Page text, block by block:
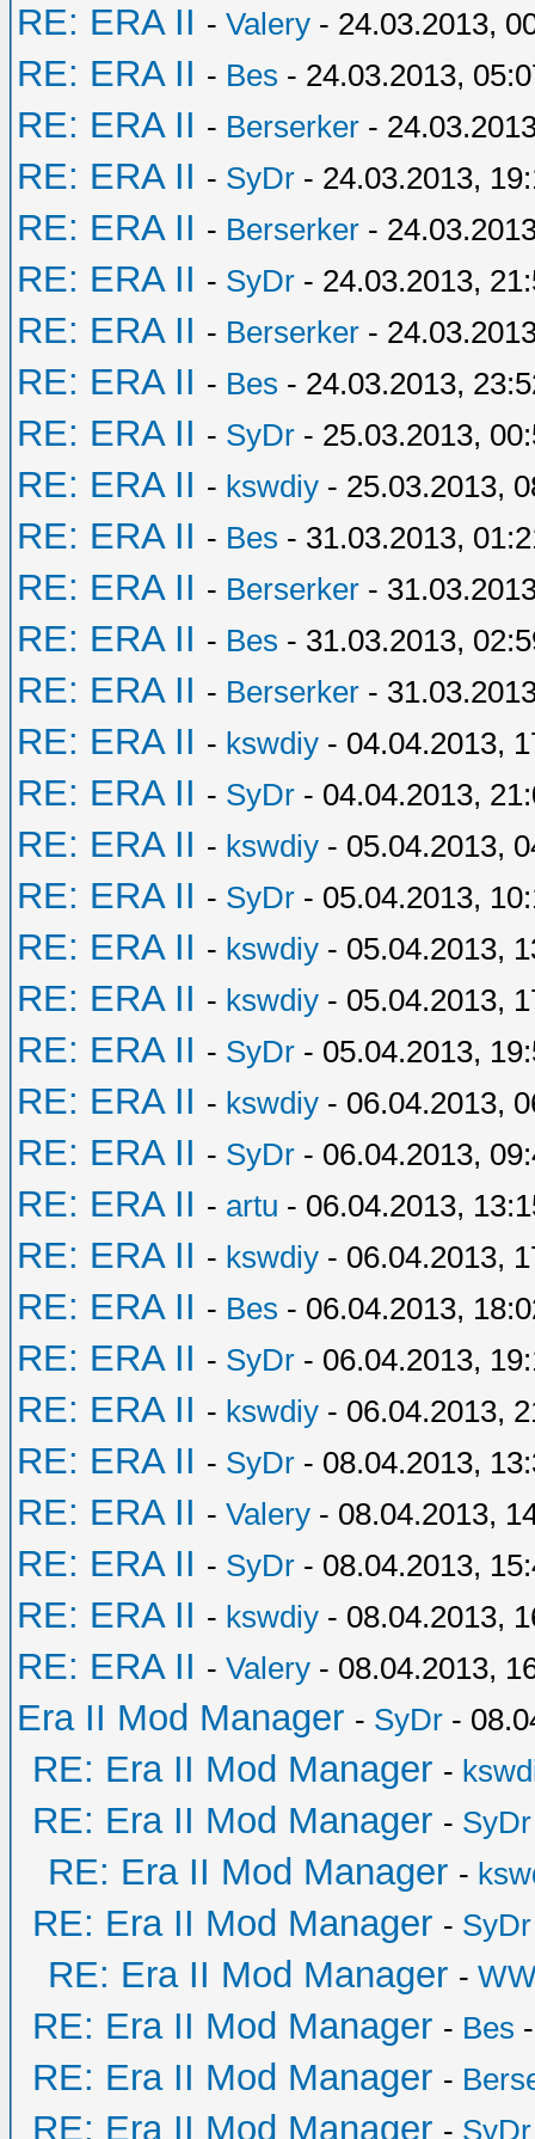
RE: ERA II - Valery - 24.03.2013,
RE: ERA II - Bes - 24.03.2013,
RE: ERA II - Berserker -
RE: ERA II - SyDr - 24.03.2013,
RE: ERA II - Berserker -
RE: ERA II - SyDr - 24.03.2013,
RE: ERA II - Berserker -
RE: ERA II - Bes - 24.03.2013,
RE: ERA II - SyDr - 25.03.2013,
RE: ERA II - kswdiy - 25.03.2013,
RE: ERA II - Bes - 31.03.2013,
RE: ERA II - Berserker -
RE: ERA II - Bes - 31.03.2013,
RE: ERA II - Berserker -
RE: ERA II - kswdiy - 04.04.2013,
RE: ERA II - SyDr - 04.04.2013,
RE: ERA II - kswdiy - 05.04.2013,
RE: ERA II - SyDr - 05.04.2013,
RE: ERA II - kswdiy - 05.04.2013,
RE: ERA II - kswdiy - 05.04.2013,
RE: ERA II - SyDr - 05.04.2013,
RE: ERA II - kswdiy - 06.04.2013,
RE: ERA II - SyDr - 06.04.2013,
RE: ERA II - artu - 06.04.2013,
RE: ERA II - kswdiy - 06.04.2013,
RE: ERA II - Bes - 06.04.2013,
RE: ERA II - SyDr - 06.04.2013,
RE: ERA II - kswdiy - 06.04.2013,
RE: ERA II - SyDr - 08.04.2013,
RE: ERA II - Valery - 08.04.2013,
RE: ERA II - SyDr - 08.04.2013,
RE: ERA II - kswdiy - 08.04.2013,
RE: ERA II - Valery - 08.04.2013,
Era II Mod Manager - SyDr -
RE: Era II Mod Manager -
RE: Era II Mod Manager - SyDr
RE: Era II Mod Manager -
RE: Era II Mod Manager - SyDr
RE: Era II Mod Manager -
RE: Era II Mod Manager - Bes
RE: Era II Mod Manager -
RE: Era II Mod Manager - SyDr